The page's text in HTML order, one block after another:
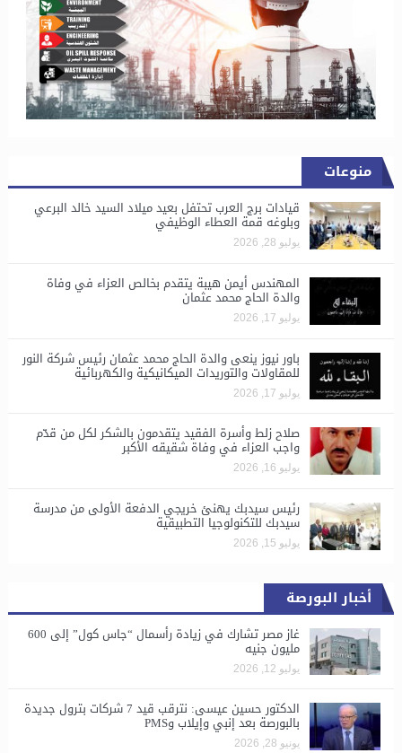
منوعات
قيادات برج العرب تحتفل بعيد ميلاد السيد خالد البرعي
وبلوغه قمة العطاء الوظيفي
يوليو 28, 2026
المهندس أيمن هيبة يتقدم بخالص العزاء في وفاة
والدة الحاج محمد عثمان
يوليو 17, 2026
باور نيوز ينعى والدة الحاج محمد عثمان رئيس شركة النور
للمقاولات والتوريدات الميكانيكية والكهربائية
يوليو 17, 2026
صلاح زلط وأسرة الفقيد يتقدمون بالشكر لكل من قدّم
واجب العزاء في وفاة شقيقه الأكبر
يوليو 16, 2026
رئيس سيدبك يهنئ خريجي الدفعة الأولى من مدرسة
سيدبك للتكنولوجيا التطبيقية
يوليو 15, 2026
أخبار البورصة
غاز مصر تشارك في زيادة رأسمال “جاس كول” إلى 600
مليون جنيه
يوليو 12, 2026
الدكتور حسين عيسى: نترقب قيد 7 شركات بترول جديدة
بالبورصة بعد إنبي وإيلاب وPMS
يونيو 28, 2026